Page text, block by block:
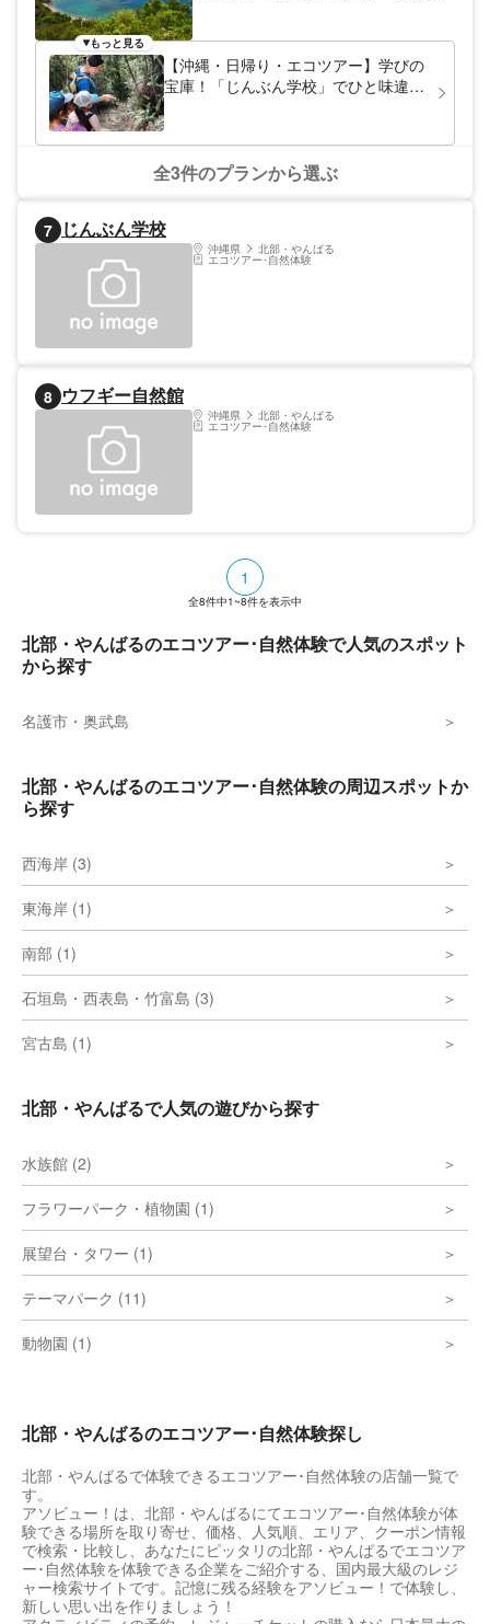
の知恵」という意味。じんぶんを使って、自
然や仲間と一緒に遊びましょう。お子さまが
ひと回りもふた回りも成長できる機会を提供
しています。トレッキングや郷土料理づく
もっと見る
【沖縄・日帰り・エコツアー】学びの
宝庫！「じんぶん学校」でひと味違う
全3件のプランから選ぶ
7 じんぶん学校
沖縄県 北部・やんばる
エコツアー･自然体験
8 ウフギー自然館
沖縄県 北部・やんばる
エコツアー･自然体験
1
全8件中1~8件を表示中
北部・やんばるのエコツアー･自然体験で人気のスポット
から探す
名護市・奥武島
北部・やんばるのエコツアー･自然体験の周辺スポットか
ら探す
西海岸 (3)
東海岸 (1)
南部 (1)
石垣島・西表島・竹富島 (3)
宮古島 (1)
北部・やんばるで人気の遊びから探す
水族館 (2)
フラワーパーク・植物園 (1)
展望台・タワー (1)
テーマパーク (11)
動物園 (1)
北部・やんばるのエコツアー･自然体験探し
北部・やんばるで体験できるエコツアー･自然体験の店舗一覧で
す。
アソビュー！は、北部・やんばるにてエコツアー･自然体験が体
験できる場所を取り寄せ、価格、人気順、エリア、クーポン情報
で検索・比較し、あなたにピッタリの北部・やんばるでエコツア
ー･自然体験を体験できる企業をご紹介する、国内最大級のレジ
ャー検索サイトです。記憶に残る経験をアソビュー！で体験し、
新しい思い出を作りましょう！